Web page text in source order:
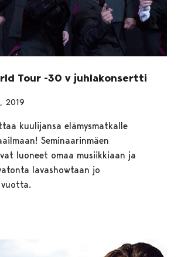
Tour -30 v juhlakonsertti
2019
kuulijansa elämysmatkalle
Seminaarinmäen
luoneet omaa musiikkiaan ja
lavashowtaan jo
vuotta.